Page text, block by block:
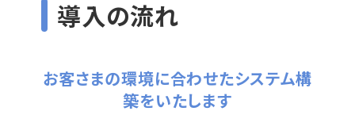
導入の流れ
お客さまの環境に合わせたシステム構
築をいたします